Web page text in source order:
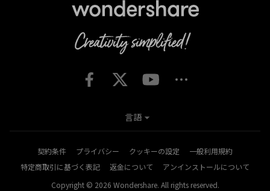
契約条件 プライバシー クッキーの設定
一般利用規約
特定商取引に基づく表記
返金について
アンインストールについて
Copyright © 2026 Wondershare. All rights reserved.
言語